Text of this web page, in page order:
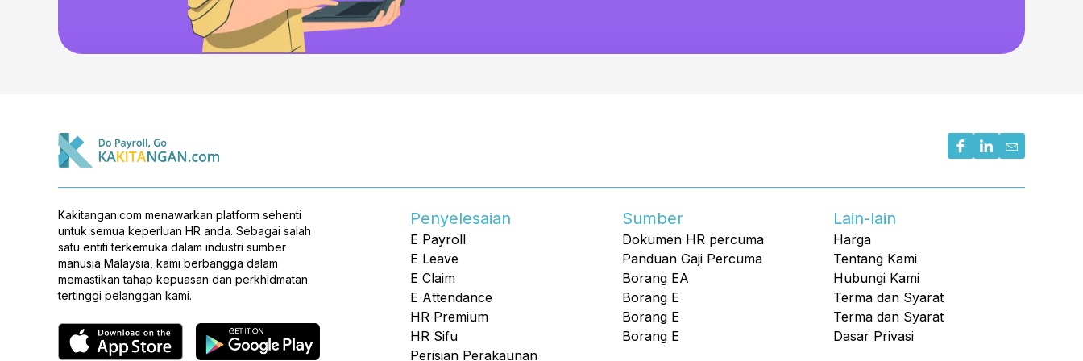
Kakitangan.com menawarkan platform sehenti
untuk semua keperluan HR anda. Sebagai salah
satu entiti terkemuka dalam industri sumber
manusia Malaysia, kami berbangga dalam
memastikan tahap kepuasan dan perkhidmatan
tertinggi pelanggan kami.
Penyelesaian
E Payroll
E Leave
E Claim
E Attendance
HR Premium
HR Sifu
Perisian Perakaunan
Sumber
Dokumen HR percuma
Panduan Gaji Percuma
Borang EA
Borang E
Borang E
Borang E
Lain-lain
Harga
Tentang Kami
Hubungi Kami
Terma dan Syarat
Terma dan Syarat
Dasar Privasi